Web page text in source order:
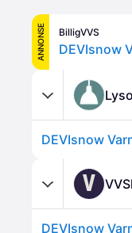
ANNONSE BilligVVS
DEVIsnow
DEVIsnow
V
DEVIsnow